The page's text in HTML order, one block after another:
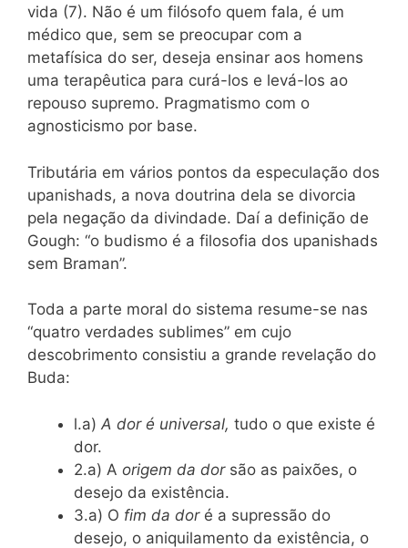
vida (7). Não é um filósofo quem fala, é um
médico que, sem se preocupar com a
metafísica do ser, deseja ensinar aos homens
uma terapêutica para curá-los e levá-los ao
repouso supremo. Pragmatismo com o
agnosticismo por base.
Tributária em vários pontos da especulação dos
upanishads, a nova doutrina dela se divorcia
pela negação da divindade. Daí a definição de
Gough: “o budismo é a filosofia dos upanishads
sem Braman”.
Toda a parte moral do sistema resume-se nas
“quatro verdades sublimes” em cujo
descobrimento consistiu a grande revelação do
Buda:
l.a) A dor é universal, tudo o que existe é
dor.
2.a) A origem da dor são as paixões, o
desejo da existência.
3.a) O fim da dor é a supressão do
desejo, o aniquilamento da existência, o